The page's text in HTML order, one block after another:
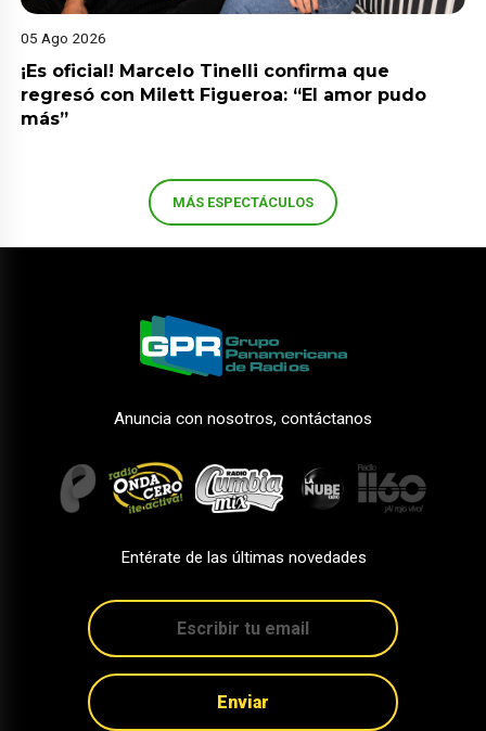
05 Ago 2026
¡Es oficial! Marcelo Tinelli confirma que
regresó con Milett Figueroa: “El amor pudo
más”
MÁS ESPECTÁCULOS
Anuncia con nosotros, contáctanos
Entérate de las últimas novedades
Enviar